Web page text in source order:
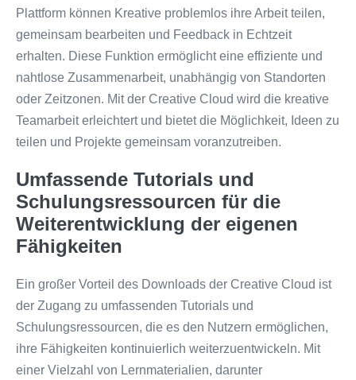
Plattform können Kreative problemlos ihre Arbeit teilen,
gemeinsam bearbeiten und Feedback in Echtzeit
erhalten. Diese Funktion ermöglicht eine effiziente und
nahtlose Zusammenarbeit, unabhängig von Standorten
oder Zeitzonen. Mit der Creative Cloud wird die kreative
Teamarbeit erleichtert und bietet die Möglichkeit, Ideen zu
teilen und Projekte gemeinsam voranzutreiben.
Umfassende Tutorials und
Schulungsressourcen für die
Weiterentwicklung der eigenen
Fähigkeiten
Ein großer Vorteil des Downloads der Creative Cloud ist
der Zugang zu umfassenden Tutorials und
Schulungsressourcen, die es den Nutzern ermöglichen,
ihre Fähigkeiten kontinuierlich weiterzuentwickeln. Mit
einer Vielzahl von Lernmaterialien, darunter